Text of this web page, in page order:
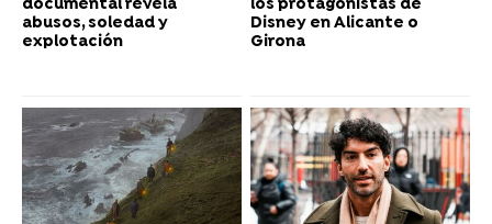
documental revela
abusos, soledad y
explotación
los protagonistas de
Disney en Alicante o
Girona